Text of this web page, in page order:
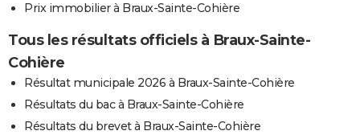
Prix immobilier à Braux-Sainte-Cohière
Tous les résultats officiels à Braux-Sainte-
Cohière
Résultat municipale 2026 à Braux-Sainte-Cohière
Résultats du bac à Braux-Sainte-Cohière
Résultats du brevet à Braux-Sainte-Cohière